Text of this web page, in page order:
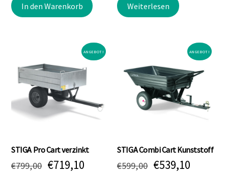
In den Warenkorb Weiterlesen
ANGEBOT!
STIGA Pro Cart verzinkt
€799,00 Ursprünglicher
€719,10Aktueller
ANGEBOT!
STIGA Combi Cart Kunststoff
€599,00 Ursprünglicher
€539,10